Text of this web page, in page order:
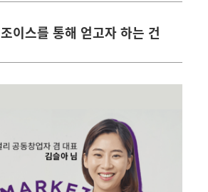
이스를 통해 얻고자 하는 건